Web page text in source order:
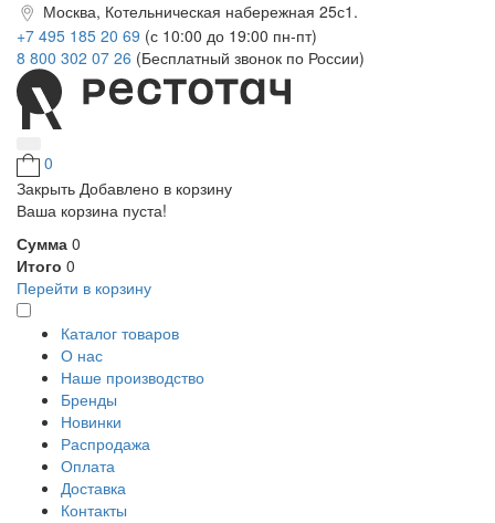
Москва, Котельническая набережная 25с1.
+7 495 185 20 69 (с 10:00 до 19:00 пн-пт)
8 800 302 07 26 (Бесплатный звонок по России)
0
Закрыть Добавлено в корзину
Ваша корзина пуста!
Сумма 0
Итого 0
Перейти в корзину
Каталог товаров
О нас
Наше производство
Бренды
Новинки
Распродажа
Оплата
Доставка
Контакты